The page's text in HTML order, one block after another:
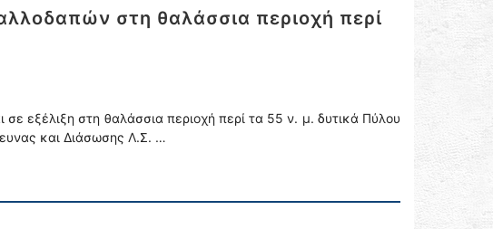
στη θαλάσσια περιοχή περί
εξέλιξη στη θαλάσσια περιοχή περί τα 55 ν. μ. δυτικά Πύλου
και Διάσωσης Λ.Σ. …